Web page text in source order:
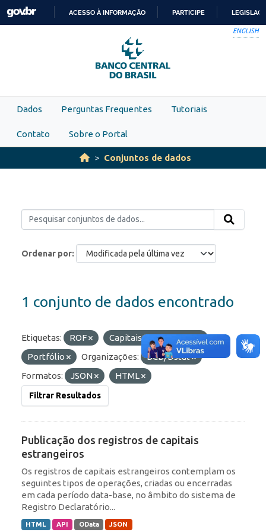
Skip to main content
PARA
O
CONTEÚDO
ACESSO À INFORMAÇÃO PARTICIPE
ENGLISH
Dados Perguntas Frequentes Tutoriais
Contato Sobre o Portal
Conjuntos de dados
Ordenar por
1 conjunto de dados encontrado
Etiquetas: ROF
Capitais Estrangeiros
Portfólio
Organizações:
BCB/Dstat
Formatos:
JSON HTML
Filtrar Resultados
Publicação dos registros de capitais
estrangeiros
Os registros de capitais estrangeiros contemplam os
seguintes tipos de operações, criadas ou encerradas
em cada período data-base, no âmbito do sistema de
Registro Declaratório...
HTML API OData JSON